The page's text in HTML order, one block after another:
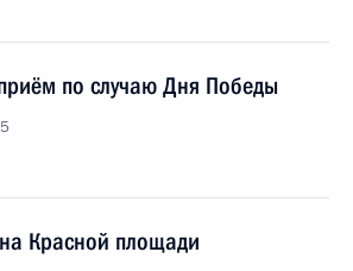
по случаю Дня Победы
Красной площади